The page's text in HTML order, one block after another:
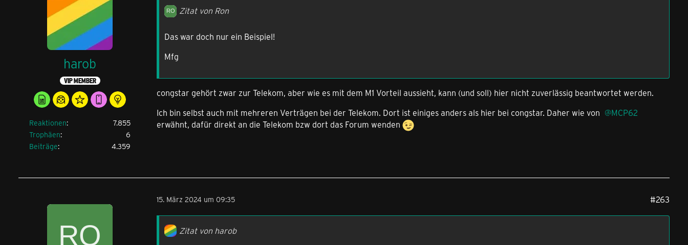
harob
VIP MEMBER
Reaktionen
7.855
Trophäen
6
Beiträge
4.359
Zitat von Ron
Das war doch nur ein Beispiel!
Mfg
congstar gehört zwar zur Telekom, aber wie es mit dem M1 Vorteil aussieht, kann (und soll) hier nicht zuverlässig beantwortet werden.
Ich bin selbst auch mit mehreren Verträgen bei der Telekom. Dort ist einiges anders als hier bei congstar. Daher wie von
MCP62
erwähnt, dafür direkt an die Telekom bzw dort das Forum wenden
15. März 2024 um 09:35 #263
Zitat von harob